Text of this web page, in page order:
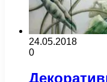
24.05.2018
0